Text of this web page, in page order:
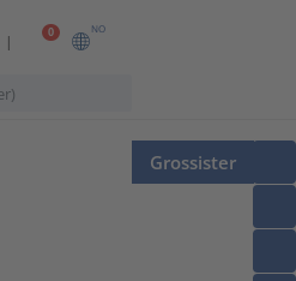
0 NO
Grossister